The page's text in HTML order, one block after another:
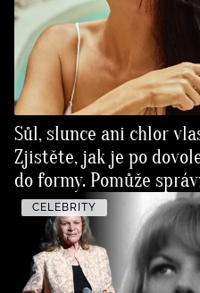
Sůl, slunce ani chlor
Zjistěte, jak je po
do formy. Pomůže
CELEBRITY